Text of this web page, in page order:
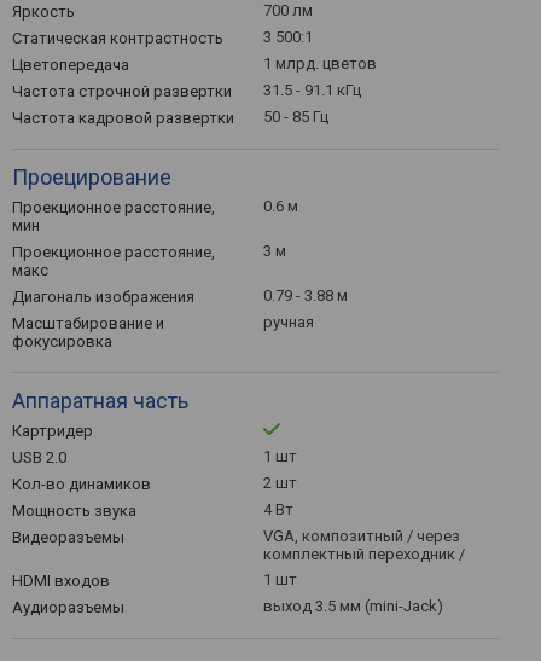
Яркость
700 лм
Статическая контрастность
3 500:1
Цветопередача
1 млрд. цветов
Частота строчной развертки
31.5 - 91.1 кГц
Частота кадровой развертки
50 - 85 Гц
Проецирование
Проекционное расстояние,
мин
0.6 м
Проекционное расстояние,
макс
3 м
Диагональ изображения
0.79 - 3.88 м
Масштабирование и
фокусировка
ручная
Аппаратная часть
Картридер
USB 2.0
1 шт
Кол-во динамиков
2 шт
Мощность звука
4 Вт
Видеоразъемы
VGA, композитный / через
комплектный переходник /
HDMI входов
1 шт
Аудиоразъемы
выход 3.5 мм (mini-Jack)